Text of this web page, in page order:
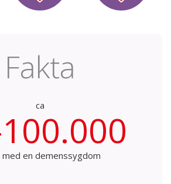
Fakta
ca
en demenssygdom